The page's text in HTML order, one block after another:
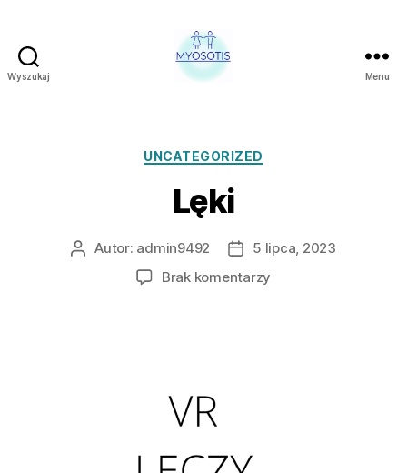
Wyszukaj
CZŁOWIEKA
POLSCE
MYOSOTIS
Menu
Kategorie
UNCATEGORIZED
Lęki
AutorAutor: admin9492
Data
wpisu
5 lipca, 2023
Brak komentarzy